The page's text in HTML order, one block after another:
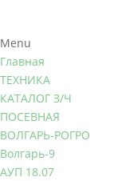
Menu
Главная
ТЕХНИКА
КАТАЛОГ З/Ч
ПОСЕВНАЯ
ВОЛГАРЬ-РОГРО
Волгарь-9
АУП 18.07